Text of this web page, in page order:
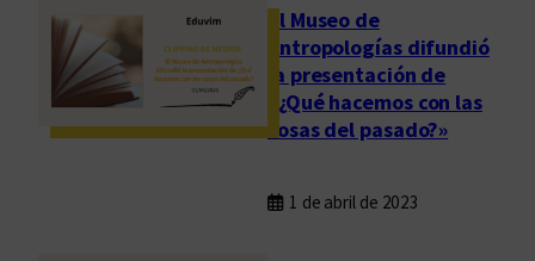
El Museo de
Antropologías difundió
la presentación de
«¿Qué hacemos con las
cosas del pasado?»
1 de abril de 2023